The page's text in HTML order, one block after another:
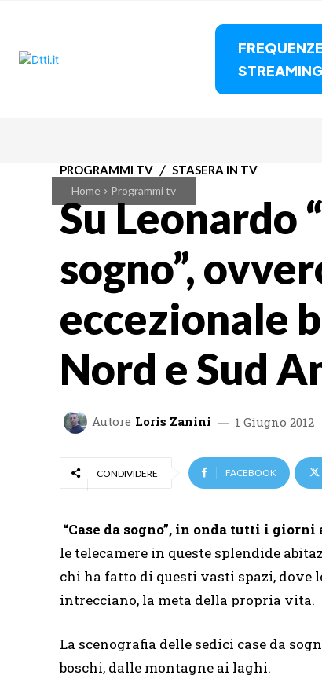
STREAMING
Home Programmi tv
PROGRAMMI TV STASERA IN TV
Su Leonardo
sogno”,
eccezionale
Nord e Sud
Autore Loris Zanini 1 Giugno 2012
CONDIVIDERE FACEBOOK
“Case da sogno”, in onda tutti i giorni
le telecamere in queste splendide
chi ha fatto di questi vasti spazi, dove
intrecciano, la meta della propria vita.
La scenografia delle sedici case da
boschi, dalle montagne ai laghi.